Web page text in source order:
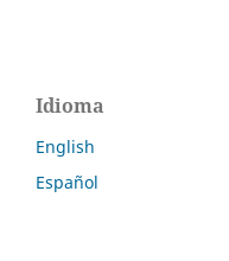
Idioma
English
Español